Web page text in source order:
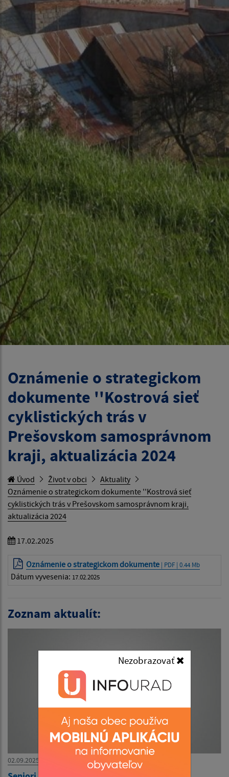
Nezobrazovať
Oznámenie o strategickom
dokumente ''Kostrová sieť
cyklistických trás v
Prešovskom samosprávnom
kraji, aktualizácia 2024
Úvod Život v obci
Aktuality
Oznámenie o strategickom dokumente ''Kostrová sieť
cyklistických trás v Prešovskom samosprávnom kraji,
aktualizácia 2024
17.02.2025
Oznámenie o strategickom dokumente | PDF | 0.44 Mb
Dátum vyvesenia: 17.02.2025
Zoznam aktualít:
02.09.2025